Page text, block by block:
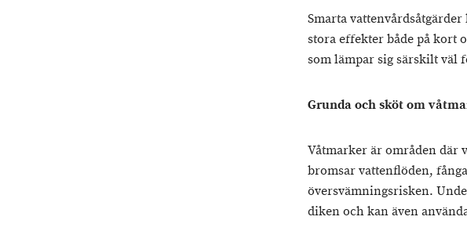
Smarta
stora effekter både på kort
som lämpar sig särskilt väl
Grunda och sköt om
Våtmarker är områden där
bromsar vattenflöden,
översvämningsrisken.
diken och kan även